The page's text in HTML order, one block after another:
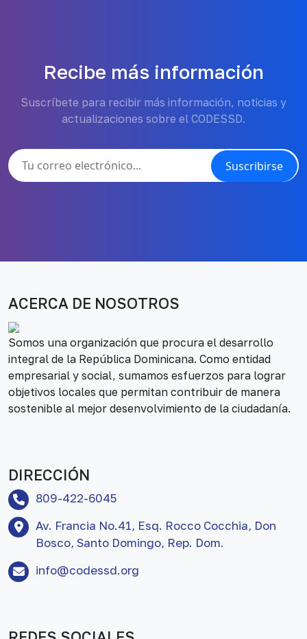
Recibe más información
Suscríbete para recibir más información, noticias y
actualizaciones sobre el CODESSD.
Suscribirse
ACERCA DE NOSOTROS
Somos una organización que procura el desarrollo
integral de la República Dominicana. Como entidad
empresarial y social, sumamos esfuerzos para lograr
objetivos locales que permitan contribuir de manera
sostenible al mejor desenvolvimiento de la ciudadanía.
DIRECCIÓN
809-422-6045
Av. Francia No.41, Esq. Rocco Cocchia, Don
Bosco, Santo Domingo, Rep. Dom.
info@codessd.org